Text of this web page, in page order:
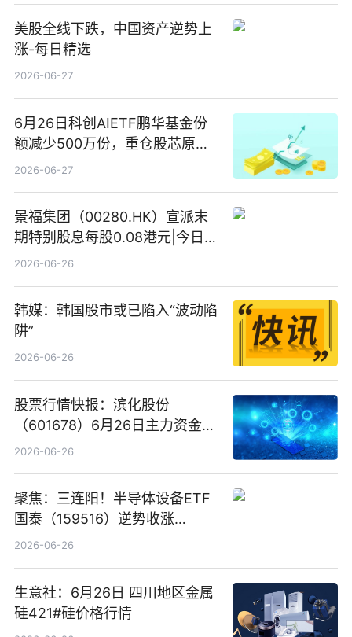
美股全线下跌，中国资产逆势上
涨-每日精选
2026-06-27
6月26日科创AIETF鹏华基金份
额减少500万份，重仓股芯原股
份、寒武纪、澜起科技 观速讯
2026-06-27
景福集团（00280.HK）宣派末
期特别股息每股0.08港元|今日快
看
2026-06-26
韩媒：韩国股市或已陷入“波动陷
阱”
2026-06-26
股票行情快报：滨化股份
（601678）6月26日主力资金净
卖出5964.34万元
2026-06-26
聚焦：三连阳！半导体设备ETF
国泰（159516）逆势收涨
3.5%，近10日累计净流入超65
2026-06-26
生意社：6月26日 四川地区金属
硅421#硅价格行情